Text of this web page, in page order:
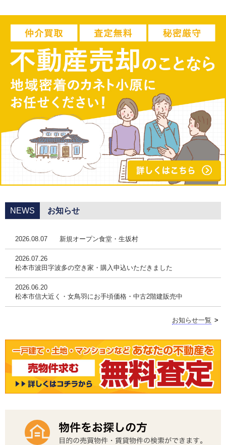
NEWS お知らせ
2026.08.07 新規オープン食堂・生坂村
2026.07.26
松本市波田字波多の空き家・購入申込いただきました
2026.06.20
松本市信大近く・女鳥羽にお手頃価格・中古2階建販売中
お知らせ一覧